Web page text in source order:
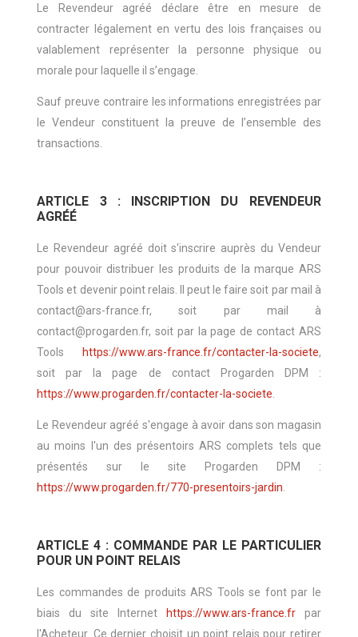
Le Revendeur agréé déclare être en mesure de
contracter légalement en vertu des lois françaises ou
valablement représenter la personne physique ou
morale pour laquelle il s’engage.
Sauf preuve contraire les informations enregistrées par
le Vendeur constituent la preuve de l’ensemble des
transactions.
ARTICLE 3 : INSCRIPTION DU REVENDEUR
AGRÉÉ
Le Revendeur agréé doit s'inscrire auprès du Vendeur
pour pouvoir distribuer les produits de la marque ARS
Tools et devenir point relais. Il peut le faire soit par mail à
contact@ars-france.fr, soit par mail à
contact@progarden.fr, soit par la page de contact ARS
Tools https://www.ars-france.fr/contacter-la-societe,
soit par la page de contact Progarden DPM :
https://www.progarden.fr/contacter-la-societe
Le Revendeur agréé s'engage à avoir dans son magasin
au moins l'un des présentoirs ARS complets tels que
présentés sur le site Progarden DPM :
https://www.progarden.fr/770-presentoirs-jardin
ARTICLE 4 : COMMANDE PAR LE PARTICULIER
POUR UN POINT RELAIS
Les commandes de produits ARS Tools se font par le
biais du site Internet https://www.ars-france.frpar
l'Acheteur. Ce dernier choisit un point relais pour retirer